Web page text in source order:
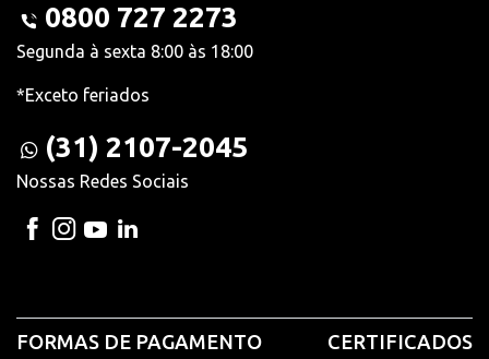
0800 727 2273
Segunda à sexta 8:00 às 18:00
*Exceto feriados
(31) 2107-2045
Nossas Redes Sociais
FORMAS DE PAGAMENTO CERTIFICADOS